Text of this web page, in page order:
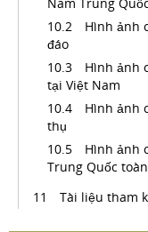
Hình ảnh
đáo
Hình ảnh
tại Việt Nam
Hình ảnh
thụ
Hình ảnh
Trung Quốc
Tài liệu tham